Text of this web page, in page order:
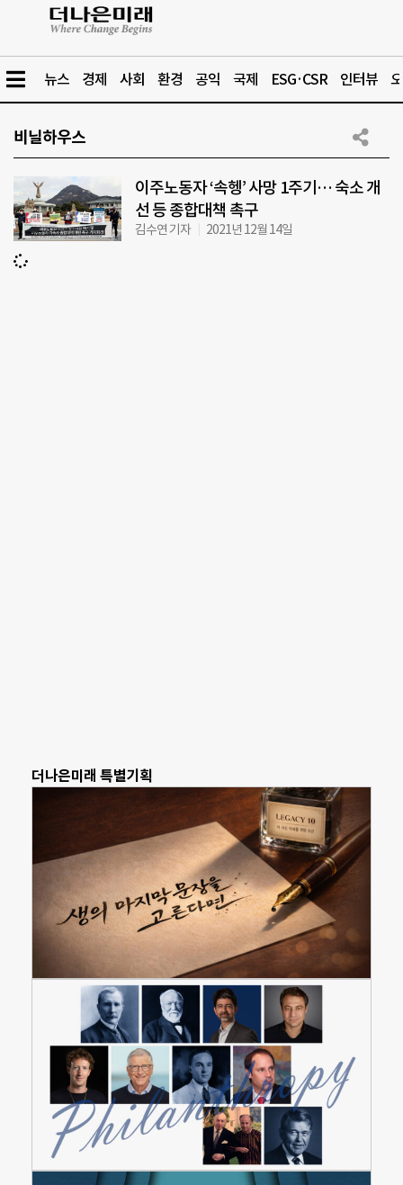
뉴스 경제 사회 환경 공익 국제 ESG·CSR 인터뷰
비닐하우스
이주노동자 ‘속헹’ 사망 1주기… 숙소 개
선 등 종합대책 촉구
김수연 기자 2021년 12월 14일
더나은미래 특별기획